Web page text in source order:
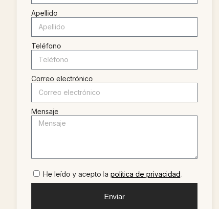
Apellido
Teléfono
Correo electrónico
Mensaje
He leído y acepto la política de privacidad.
Enviar